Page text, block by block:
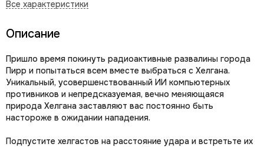
Описание
Пришло время покинуть радиоактивные развалины города
Пирр и попытаться всем вместе выбраться с Хелгана.
Уникальный, усовершенствованный ИИ компьютерных
противников и непредсказуемая, вечно меняющаяся
природа Хелгана заставляют вас постоянно быть
настороже в ожидании нападения.
Подпустите хелгастов на расстояние удара и встретьте их